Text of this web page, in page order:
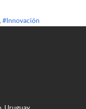
, #Innovación